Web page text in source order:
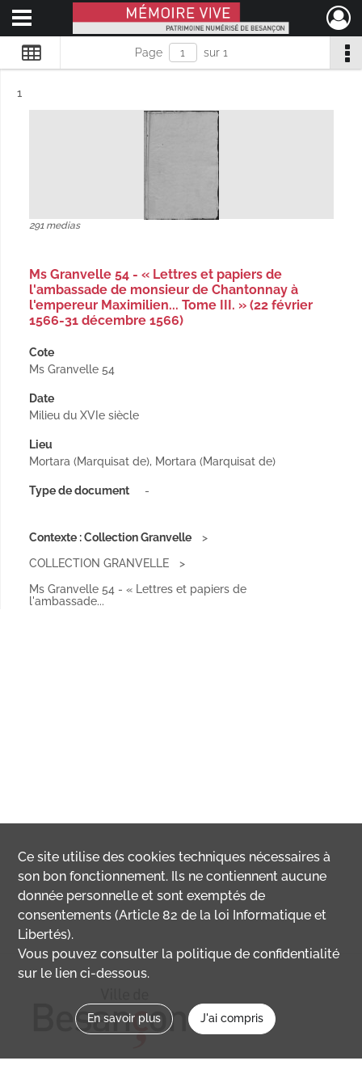
Mémoire Vive patrimoine numérisé de Besançon
Ouvrir le menu déroulant
Page sur 1
Résultat n°
1
291 medias
Ms Granvelle 54 - « Lettres et papiers de
l'ambassade de monsieur de Chantonnay à
l'empereur Maximilien... Tome III. » (22 février
1566-31 décembre 1566)
Cote
Ms Granvelle 54
Date
Milieu du XVIe siècle
Lieu
Mortara (Marquisat de), Mortara (Marquisat de)
Type de document -
Contexte : Collection Granvelle
COLLECTION GRANVELLE
Ms Granvelle 54 - « Lettres et papiers de
l'ambassade...
Ce site utilise descookies techniques nécessaires à
son bon fonctionnement. Ils ne contiennent aucune
donnée personnelle et sont exemptés de
consentements (Article 82 de la loi Informatique et
Libertés).
Vous pouvez consulter la politique de confidentialité
sur le lien ci-dessous.
En savoir plus J'ai compris